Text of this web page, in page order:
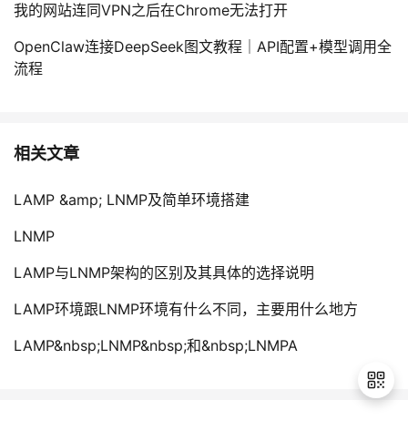
我的网站连同VPN之后在Chrome无法打开
OpenClaw连接DeepSeek图文教程｜API配置+模型调用全
流程
相关文章
LAMP &amp; LNMP及简单环境搭建
LNMP
LAMP与LNMP架构的区别及其具体的选择说明
LAMP环境跟LNMP环境有什么不同，主要用什么地方
LAMP&nbsp;LNMP&nbsp;和&nbsp;LNMPA